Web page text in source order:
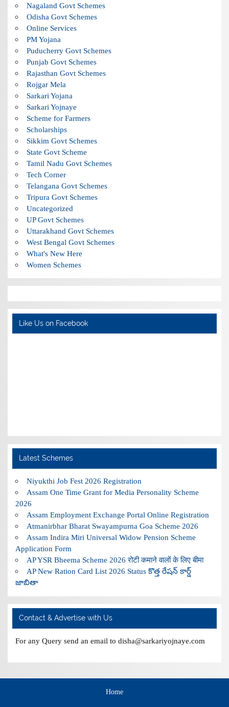
Nagaland Govt Schemes
Odisha Govt Schemes
Online Services
PM Yojana
Puducherry Govt Schemes
Punjab Govt Schemes
Rajasthan Govt Schemes
Rojgar Mela
Sarkari Yojana
Sarkari Yojnaye
Scheme for Farmers
Scholarships
Sikkim Govt Schemes
State Govt Scheme
Tamil Nadu Govt Schemes
Tech Corner
Telangana Govt Schemes
Tripura Govt Schemes
Uncategorized
UP Govt Schemes
Uttarakhand Govt Schemes
West Bengal Govt Schemes
What's New Here
Women Schemes
Like Us on Facebook
Latest Schemes
Niyukthi Job Fest 2026 Registration
Assam One Time Grant for Media Personality Scheme
2026
Assam Employment Exchange Portal Online Registration
Atmanirbhar Bharat Swayampurna Goa Scheme 2026
Assam Indira Miri Universal Widow Pension Scheme
Application Form
AP YSR Bheema Scheme 2026 रोटी कमाने वालों के लिए बीमा
AP New Ration Card List 2026 Status కొత్త రేషన్ కార్డ్
జాబితా
Contact & Advertise with Us
For any Query send an email to disha@sarkariyojnaye.com
Home